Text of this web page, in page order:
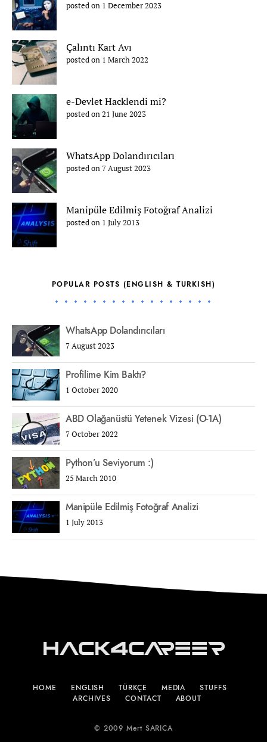
posted on 1 December 2023
Çalıntı Kart Avı
posted on 1 March 2022
e-Devlet Hacklendi mi?
posted on 21 June 2023
WhatsApp Dolandırıcıları
posted on 7 August 2023
Manipüle Edilmiş Fotoğraf Analizi
posted on 1 July 2013
POPULAR POSTS (ENGLISH & TURKISH)
WhatsApp Dolandırıcıları
7 August 2023
Profilime Kim Baktı?
1 October 2020
ABD Olağanüstü Yetenek Vizesi (O-1A)
7 October 2022
Python’u Seviyorum :)
25 March 2010
Manipüle Edilmiş Fotoğraf Analizi
1 July 2013
Hack4Career
HOME ENGLISH TÜRKÇE MEDIA
STUFFS
ARCHIVES
CONTACT ABOUT
© 2009 Mert SARICA